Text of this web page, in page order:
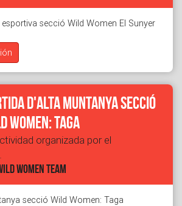
secció Wild Women El Sunyer
d'alta muntanya secció
Women: Taga
organizada por el
WOMEN TEAM
secció Wild Women: Taga